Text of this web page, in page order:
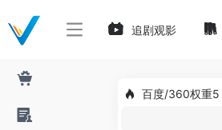
追剧观影
百度/360权重5